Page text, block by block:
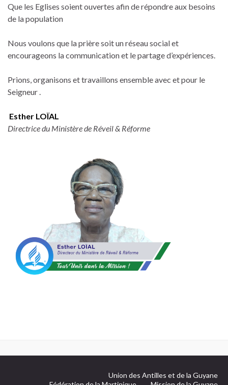
Que les Eglises soient ouvertes afin de répondre aux besoins
de la population
Nous voulons que la prière soit un réseau social et
encourageons la communication et le partage d’expériences.
Prions, organisons et travaillons ensemble avec et pour le
Seigneur .
Esther LOÏAL
Directrice du Ministère de Réveil & Réforme
Union des Antilles et de la Guyane